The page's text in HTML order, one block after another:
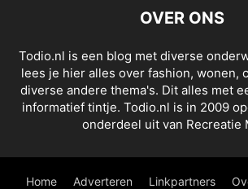
OVER ONS
Todio.nl is een blog met diverse
lees je hier alles over fashion, wonen,
diverse andere thema's. Dit alles met
informatief tintje. Todio.nl is in 2009
onderdeel uit van Recreatie
Home Adverteren Linkpartners